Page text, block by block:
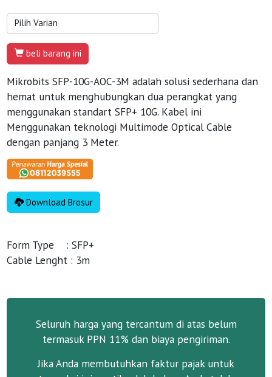
beli barang ini
Mikrobits SFP-10G-AOC-3M adalah solusi sederhana dan
hemat untuk menghubungkan dua perangkat yang
menggunakan standart SFP+ 10G. Kabel ini
Menggunakan teknologi Multimode Optical Cable
dengan panjang 3 Meter.
Download Brosur
Form Type : SFP+
Cable Lenght : 3m
Seluruh harga yang tercantum di atas belum
termasuk PPN 11% dan biaya pengiriman.
Jika Anda membutuhkan faktur pajak untuk